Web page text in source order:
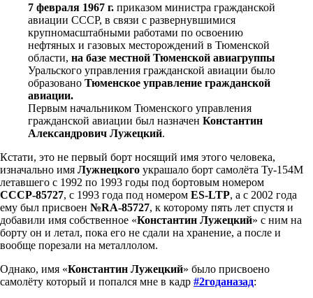
7 февраля 1967 г. приказом министра гражданской
авиации СССР, в связи с развернувшимися
крупномасштабными работами по освоению
нефтяных и газовых месторождений в Тюменской
области, на базе местной Тюменской авиагруппы
Уральского управления гражданской авиации было
образовано Тюменское управление гражданской
авиации.
Первым начальником Тюменского управления
гражданской авиации был назначен Константин
Александрович Лужецкий.
Кстати, это не первый борт носящий имя этого человека,
изначально имя Лужнецкого украшало борт самолёта Ту-154М
летавшего с 1992 по 1993 годы под бортовым номером
СССР-85727, с 1993 года под номером ES-LTP, а с 2002 года
ему был присвоен №RA-85727, к которому пять лет спустя и
добавили имя собственное «Константин Лужецкий» с ним на
борту он и летал, пока его не сдали на хранение, а после и
вообще порезали на металлолом.
Однако, имя «Константин Лужецкий» было присвоено
самолёту который и попался мне в кадр #2годаназад: